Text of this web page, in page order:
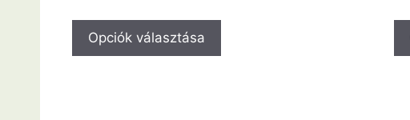
Opciók választása